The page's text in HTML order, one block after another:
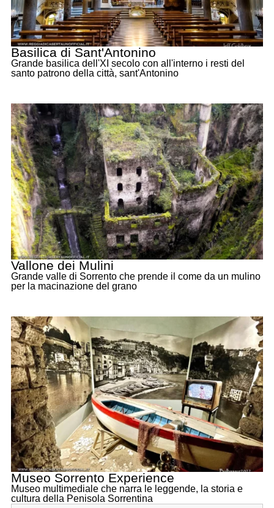
Basilica di Sant'Antonino
Grande basilica dell'XI secolo con all'interno i resti del
santo patrono della città, sant'Antonino
Vallone dei Mulini
Grande valle di Sorrento che prende il come da un mulino
per la macinazione del grano
Museo Sorrento Experience
Museo multimediale che narra le leggende, la storia e
cultura della Penisola Sorrentina